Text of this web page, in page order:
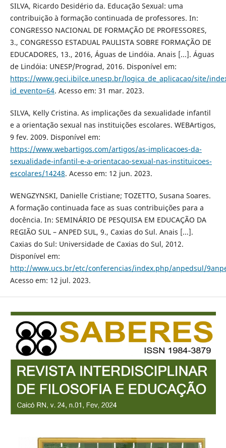
SILVA, Ricardo Desidério da. Educação Sexual: uma
contribuição à formação continuada de professores. In:
CONGRESSO NACIONAL DE FORMAÇÃO DE PROFESSORES,
3., CONGRESSO ESTADUAL PAULISTA SOBRE FORMAÇÃO DE
EDUCADORES, 13., 2016, Águas de Lindóia. Anais [...]. Águas
de Lindóia: UNESP/Prograd, 2016. Disponível em:
https://www.geci.ibilce.unesp.br/logica_de_aplicacao/site/
id_evento=64. Acesso em: 31 mar. 2023.
SILVA, Kelly Cristina. As implicações da sexualidade infantil
e a orientação sexual nas instituições escolares. WEBArtigos,
9 fev. 2009. Disponível em:
https://www.webartigos.com/artigos/as-implicacoes-da-
sexualidade-infantil-e-a-orientacao-sexual-nas-instituicoes-
escolares/14248. Acesso em: 12 jun. 2023.
WENGZYNSKI, Danielle Cristiane; TOZETTO, Susana Soares.
A formação continuada face as suas contribuições para a
docência. In: SEMINÁRIO DE PESQUISA EM EDUCAÇÃO DA
REGIÃO SUL – ANPED SUL, 9., Caxias do Sul. Anais [...].
Caxias do Sul: Universidade de Caxias do Sul, 2012.
Disponível em:
http://www.ucs.br/etc/conferencias/index.php/anpedsul/
Acesso em: 12 jul. 2023.